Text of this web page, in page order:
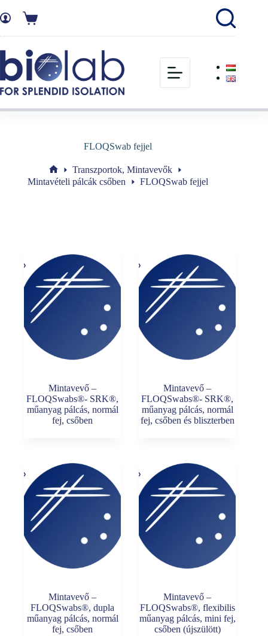
FLOQSwab fejjel
Transzportok, Mintavevők
Mintavételi pálcák csőben
FLOQSwab fejjel
Mintavevő –
FLOQSwabs®- SRK®,
műanyag pálcás, normál
fej, csőben
Mintavevő –
FLOQSwabs®- SRK®,
műanyag pálcás, normál
fej, csőben és bliszterben
Mintavevő –
FLOQSwabs®, dupla
műanyag pálcás, normál
fej, csőben
Mintavevő –
FLOQSwabs®, flexibilis
műanyag pálcás, mini fej,
csőben (újszülött)